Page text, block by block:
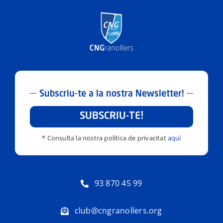
Subscriu-te a la nostra Newsletter!
SUBSCRIU-TE!
* Consulta la nostra política de privacitataquí
93 870 45 99
club@cngranollers.org